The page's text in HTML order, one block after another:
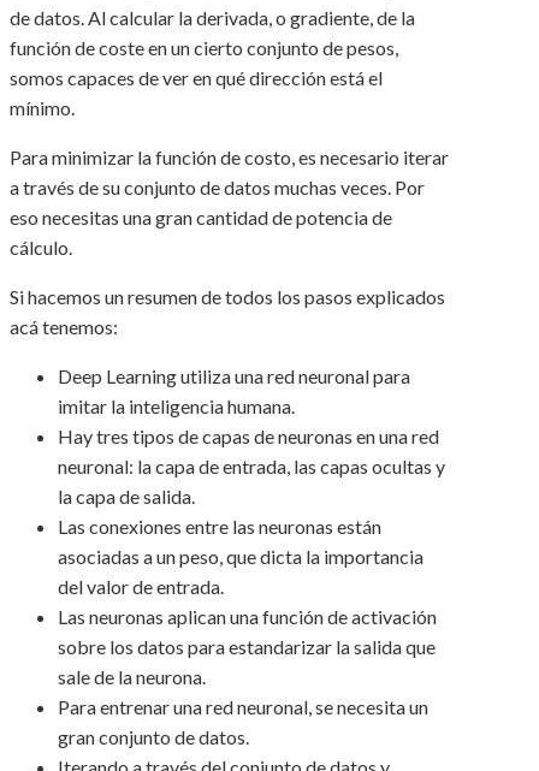
de datos. Al calcular la derivada, o gradiente, de la
función de coste en un cierto conjunto de pesos,
somos capaces de ver en qué dirección está el
mínimo.
Para minimizar la función de costo, es necesario iterar
a través de su conjunto de datos muchas veces. Por
eso necesitas una gran cantidad de potencia de
cálculo.
Si hacemos un resumen de todos los pasos explicados
acá tenemos:
Deep Learning utiliza una red neuronal para
imitar la inteligencia humana.
Hay tres tipos de capas de neuronas en una red
neuronal: la capa de entrada, las capas ocultas y
la capa de salida.
Las conexiones entre las neuronas están
asociadas a un peso, que dicta la importancia
del valor de entrada.
Las neuronas aplican una función de activación
sobre los datos para estandarizar la salida que
sale de la neurona.
Para entrenar una red neuronal, se necesita un
gran conjunto de datos.